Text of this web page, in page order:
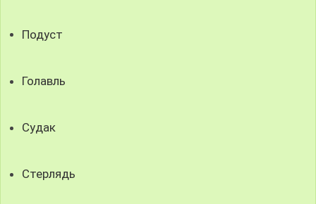
Подуст
Голавль
Судак
Стерлядь